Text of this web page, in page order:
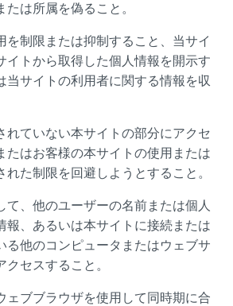
たは所属を偽ること。
を制限または抑制すること、当サイ
イトから取得した個人情報を開示す
当サイトの利用者に関する情報を収
れていない本サイトの部分にアクセ
たはお客様の本サイトの使用または
れた制限を回避しようとすること。
て、他のユーザーの名前または個人
報、あるいは本サイトに接続または
る他のコンピュータまたはウェブサ
セスすること。
ェブブラウザを使用して同時期に合